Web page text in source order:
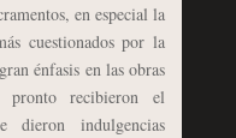
en especial la
cuestionados por la
énfasis en las obras
recibieron el
dieron indulgencias